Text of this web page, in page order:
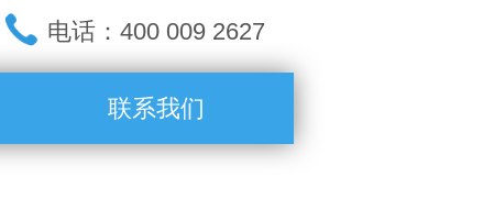
联系我们
电话：400 009 2627